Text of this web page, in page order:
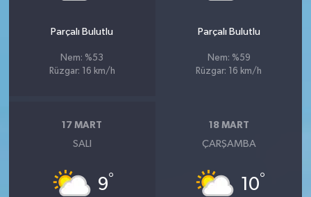
Parçalı Bulutlu
Nem: %53
Rüzgar: 16 km/h
Parçalı Bulutlu
Nem: %59
Rüzgar: 16 km/h
17 MART
SALI
9°
18 MART
ÇARŞAMBA
10°